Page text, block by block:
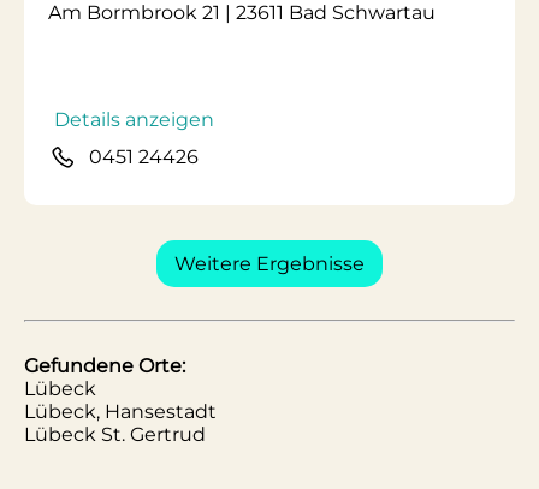
Am Bormbrook 21 | 23611 Bad Schwartau
Details anzeigen
0451 24426
Weitere Ergebnisse
Gefundene Orte:
Lübeck
Lübeck, Hansestadt
Lübeck St. Gertrud